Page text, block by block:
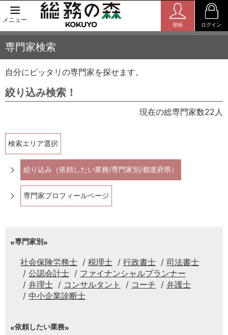
メニュー
登録 ログイン
専門家検索
自分にピッタリの専門家を探せます。
絞り込み検索！
現在の総専門家数22人
検索エリア選択
絞り込み（依頼したい業務/専門家別/都道府県）
専門家プロフィールページ
専門家別
社会保険労務士 税理士 行政書士
司法書士
公認会計士
ファイナンシャルプランナー
弁理士
コンサルタント コーチ
弁護士
中小企業診断士
依頼したい業務